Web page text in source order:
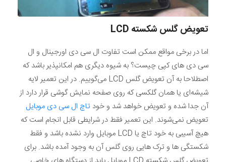
تعویض گلس شکسته LCD
اما در برخی مواقع ممکن است تفاوت ال سی دی اورجینال و ال
سی دی های کپی چیست؟ به شیوه دیگری هم امکانپذیر باشد که
اصطلاحا به آن تعویض گلس LCD می‌گوییم. در این تعمیر لایه
شیشه‌ای یا همان گلکسی که روی صفحه نمایش گوشی قرار دارد از
آن جدا شده و تعویض خواهد شد و خود تاچ ال سی دی موبایل
تعویض نمی‌شوند. این تعمیر فقط در شرایطی قابل انجام است که
هیچ آسیبی به خود تاچ یا LCD موبایل وارد نشده باشد و فقط
شکستگی ها و ترک هایی روی گلس آن به وجود آمده باشد. برای